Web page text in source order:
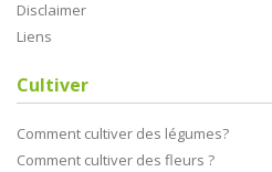
Disclaimer
Liens
Cultiver
Comment cultiver des légumes?
Comment cultiver des fleurs ?